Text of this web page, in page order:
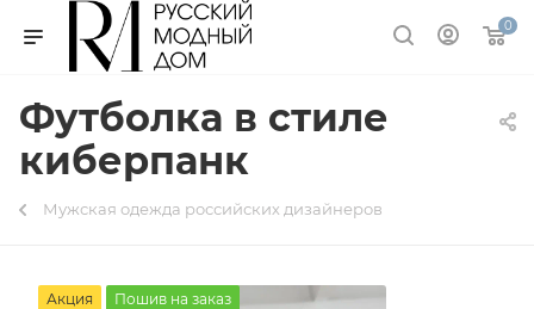
0
Футболка в стиле
киберпанк
Мужская одежда российских дизайнеров
Акция Пошив на заказ